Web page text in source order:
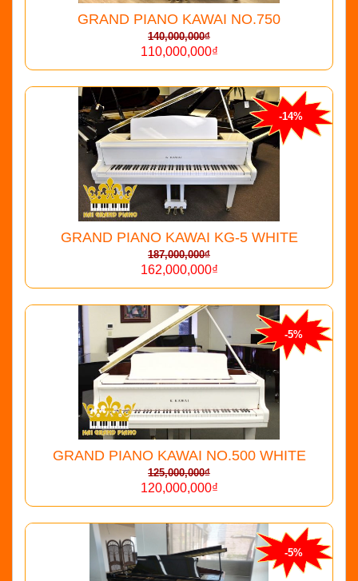
GRAND PIANO KAWAI NO.750
140,000,000₫
110,000,000₫
-14%
GRAND PIANO KAWAI KG-5 WHITE
187,000,000₫
162,000,000₫
-5%
GRAND PIANO KAWAI NO.500 WHITE
125,000,000₫
120,000,000₫
-5%